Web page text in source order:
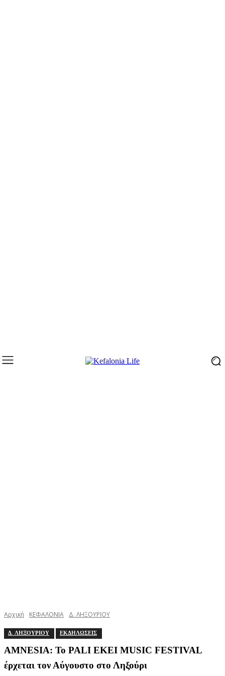
Αρχική ΚΕΦΑΛΟΝΙΑ Δ. ΛΗΞΟΥΡΙΟΥ
Δ. ΛΗΞΟΥΡΙΟΥ ΕΚΔΗΛΩΣΕΙΣ
AMNESIA: Το PALI EKEI MUSIC FESTIVAL
έρχεται τον Αύγουστο στο Ληξούρι